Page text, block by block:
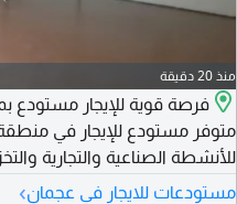
منذ 20 دقيقة
فرصة قوية للإيجار مستودع
متوفر مستودع للإيجار في
مستودعات للايجار في عجمان›